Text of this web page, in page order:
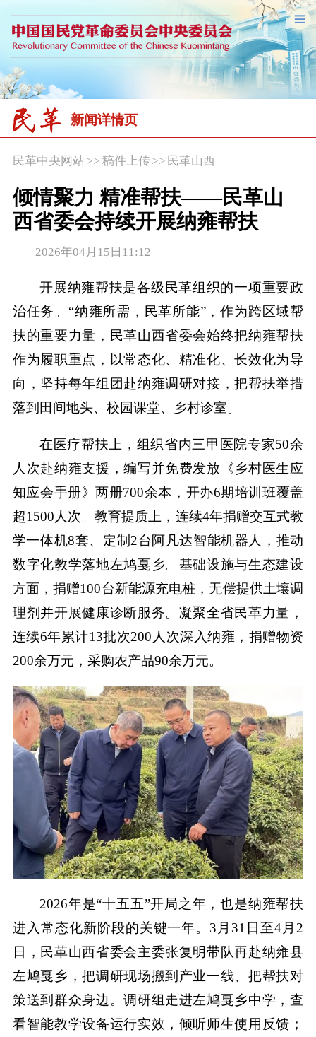
新闻详情页
民革中央网站>> 稿件上传 >> 民革山西
倾情聚力 精准帮扶——民革山
西省委会持续开展纳雍帮扶
2026年04月15日11:12
开展纳雍帮扶是各级民革组织的一项重要政
治任务。“纳雍所需，民革所能”，作为跨区域帮
扶的重要力量，民革山西省委会始终把纳雍帮扶
作为履职重点，以常态化、精准化、长效化为导
向，坚持每年组团赴纳雍调研对接，把帮扶举措
落到田间地头、校园课堂、乡村诊室。
在医疗帮扶上，组织省内三甲医院专家50余
人次赴纳雍支援，编写并免费发放《乡村医生应
知应会手册》两册700余本，开办6期培训班覆盖
超1500人次。教育提质上，连续4年捐赠交互式教
学一体机8套、定制2台阿凡达智能机器人，推动
数字化教学落地左鸠戛乡。基础设施与生态建设
方面，捐赠100台新能源充电桩，无偿提供土壤调
理剂并开展健康诊断服务。凝聚全省民革力量，
连续6年累计13批次200人次深入纳雍，捐赠物资
200余万元，采购农产品90余万元。
2026年是“十五五”开局之年，也是纳雍帮扶
进入常态化新阶段的关键一年。3月31日至4月2
日，民革山西省委会主委张复明带队再赴纳雍县
左鸠戛乡，把调研现场搬到产业一线、把帮扶对
策送到群众身边。调研组走进左鸠戛乡中学，查
看智能教学设备运行实效，倾听师生使用反馈；